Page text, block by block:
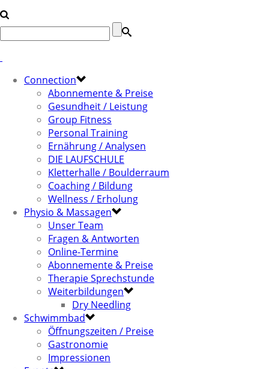
Connection
Abonnemente & Preise
Gesundheit / Leistung
Group Fitness
Personal Training
Ernährung / Analysen
DIE LAUFSCHULE
Kletterhalle / Boulderraum
Coaching / Bildung
Wellness / Erholung
Physio & Massagen
Unser Team
Fragen & Antworten
Online-Termine
Abonnemente & Preise
Therapie Sprechstunde
Weiterbildungen
Dry Needling
Schwimmbad
Öffnungszeiten / Preise
Gastronomie
Impressionen